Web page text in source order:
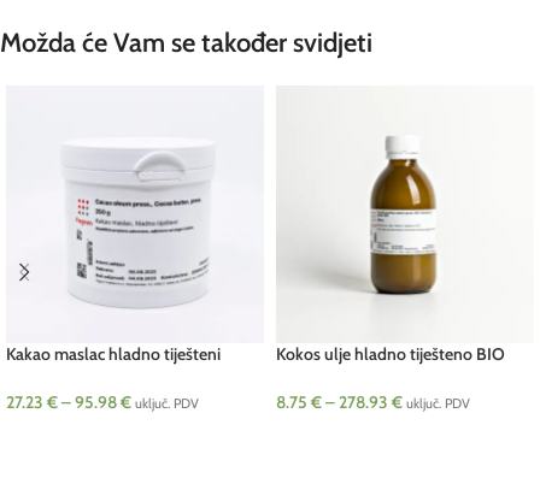
Možda će Vam se također svidjeti
Kakao maslac hladno tiješteni
27.23 €–95.98€ uključ. PDV
Kokos ulje hladno tiješteno BIO
8.75 €–278.93 € uključ. PDV